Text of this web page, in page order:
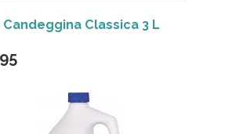
Candeggina Classica 3 L